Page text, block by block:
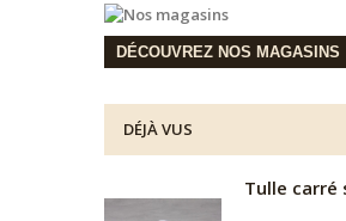
DÉCOUVREZ NOS MAGASINS
DÉJÀ VUS
Tulle carré